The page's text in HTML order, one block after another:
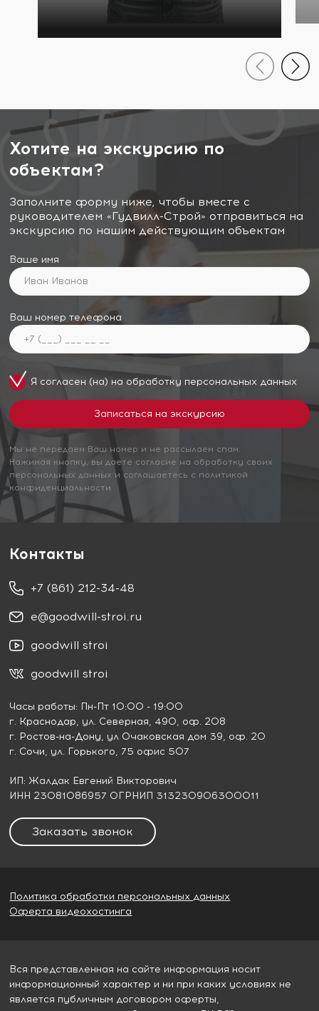
Хотите на экскурсию по
объектам?
Заполните форму ниже, чтобы вместе с
руководителем «Гудвилл-Строй» отправиться на
экскурсию по нашим действующим объектам
Ваше имя
Ваш номер телефона
Я согласен (на) на обработку персональных данных
Мы не передаем Ваш номер и не рассылаем спам.
Нажимая кнопку, вы даете согласие на обработку своих
персональных данных и соглашаетесь с политикой
конфиденциальности
Контакты
+7 (861) 212-34-48
e@goodwill-stroi.ru
goodwill stroi
goodwill stroi
Часы работы: Пн-Пт 10:00 - 19:00
г. Краснодар, ул. Северная, 490, оф. 208
г. Ростов-на-Дону, ул Очаковская дом 39, оф. 20
г. Сочи, ул. Горького, 75 офис 507
ИП: Жалдак Евгений Викторович
ИНН 23081086957 ОГРНИП 313230906300011
Заказать звонок
Политика обработки персональных данных
Оферта видеохостинга
Вся представленная на сайте информация носит
информационный характер и ни при каких условиях не
является публичным договором оферты,